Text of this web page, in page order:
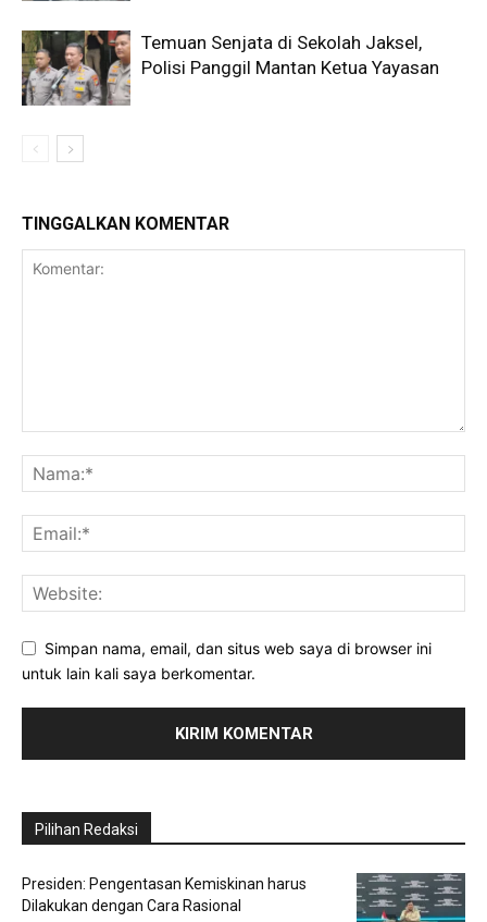
Temuan Senjata di Sekolah Jaksel,
Polisi Panggil Mantan Ketua Yayasan
TINGGALKAN KOMENTAR
Simpan nama, email, dan situs web saya di browser ini
untuk lain kali saya berkomentar.
Pilihan Redaksi
Presiden: Pengentasan Kemiskinan harus
Dilakukan dengan Cara Rasional